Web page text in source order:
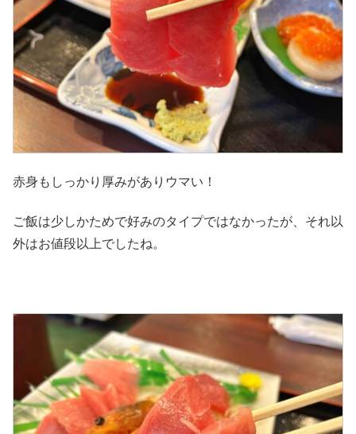
赤身もしっかり厚みがありウマい！
ご飯は少しかためで好みのタイプではなかったが、それ以
外はお値段以上でしたね。